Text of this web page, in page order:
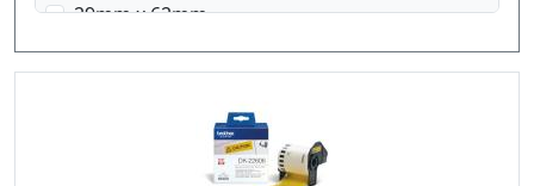
29mm x 62mm
29mm x 90mm
38mm x 90mm
62mm x 100mm